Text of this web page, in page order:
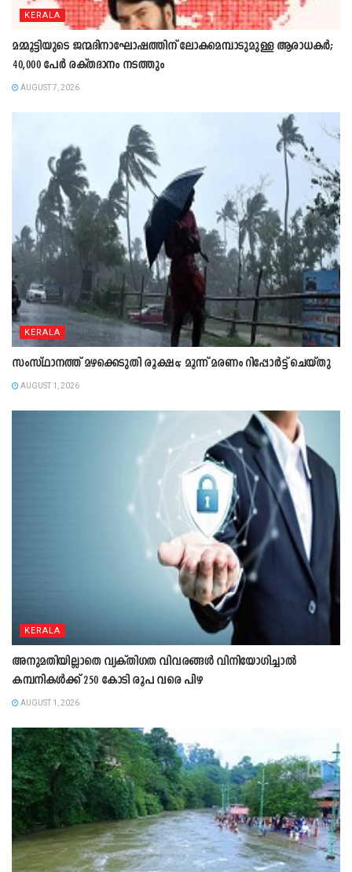
KERALA
മമ്മൂട്ടിയുടെ ജന്മദിനാഘോഷത്തിന് ലോകമെമ്പാടുമുള്ള ആരാധകർ;
40,000 പേർ രക്തദാനം നടത്തും
AUGUST 7, 2026
KERALA
സംസ്ഥാനത്ത് മഴക്കെടുതി രൂക്ഷം; മൂന്ന് മരണം റിപ്പോർട്ട് ചെയ്തു
AUGUST 1, 2026
KERALA
അനുമതിയില്ലാതെ വ്യക്തിഗത വിവരങ്ങൾ വിനിയോഗിച്ചാൽ
കമ്പനികൾക്ക് 250 കോടി രൂപ വരെ പിഴ
AUGUST 1, 2026